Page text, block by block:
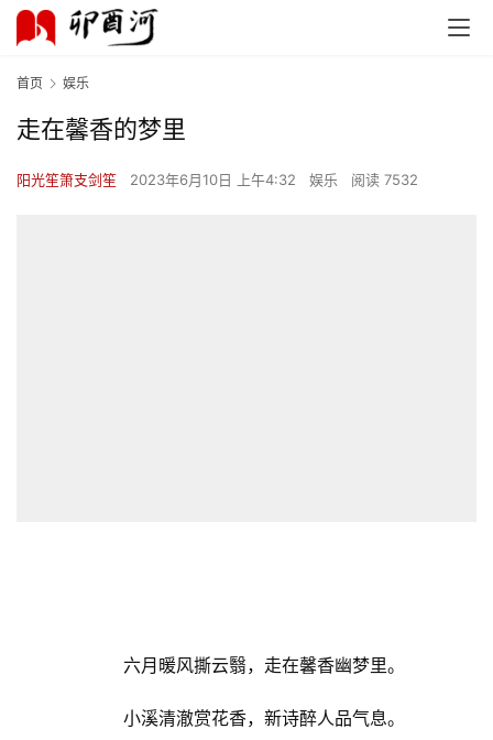
首页 娱乐
走在馨香的梦里
阳光笙箫支剑笙 2023年6月10日 上午4:32 娱乐 阅读 7532
六月暖风撕云翳，走在馨香幽梦里。
小溪清澈赏花香，新诗醉人品气息。